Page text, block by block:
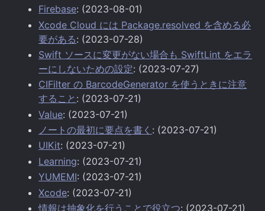
Firebase: (2023-08-01)
Xcode Cloud には Package.resolved を含める必
要がある: (2023-07-28)
Swift ソースに変更がない場合も SwiftLint をエラ
ーにしないための設定: (2023-07-27)
CIFilter の BarcodeGenerator を使うときに注意
すること : (2023-07-21)
Value: (2023-07-21)
ノートの最初に要点を書く : (2023-07-21)
UIKit: (2023-07-21)
Learning: (2023-07-21)
YUMEMI: (2023-07-21)
Xcode: (2023-07-21)
情報は抽象化を行うことで役立つ: (2023-07-21)